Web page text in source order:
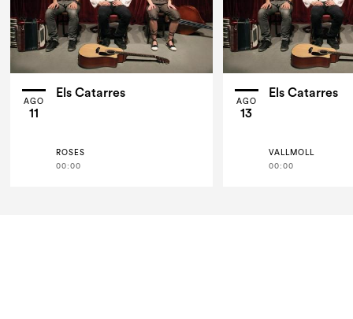
AGO
11
Els Catarres
ROSES
00:00
AGO
13
Els Catarres
VALLMOLL
00:00